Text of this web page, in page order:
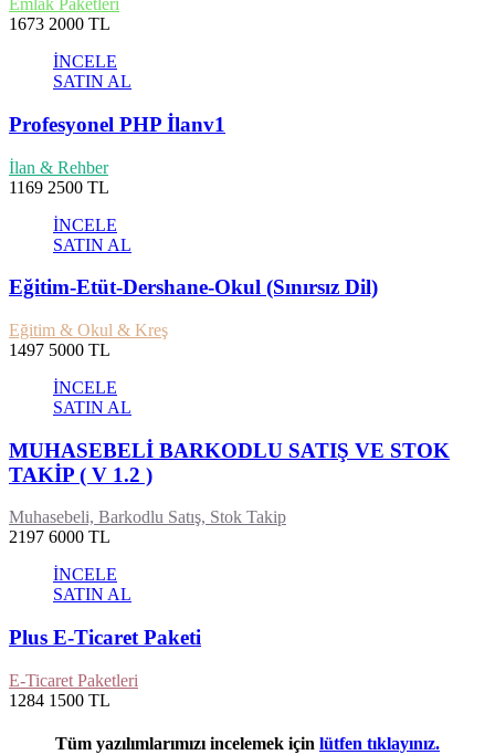
Emlak Paketleri
1673 2000 TL
İNCELE
SATIN AL
Profesyonel PHP İlanv1
İlan & Rehber
1169 2500 TL
İNCELE
SATIN AL
Eğitim-Etüt-Dershane-Okul (Sınırsız Dil)
Eğitim & Okul & Kreş
1497 5000 TL
İNCELE
SATIN AL
MUHASEBELİ BARKODLU SATIŞ VE STOK
TAKİP ( V 1.2 )
Muhasebeli, Barkodlu Satış, Stok Takip
2197 6000 TL
İNCELE
SATIN AL
Plus E-Ticaret Paketi
E-Ticaret Paketleri
1284 1500 TL
Tüm yazılımlarımızı incelemek için lütfen tıklayınız.